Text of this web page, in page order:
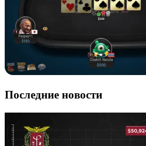
Последние новости